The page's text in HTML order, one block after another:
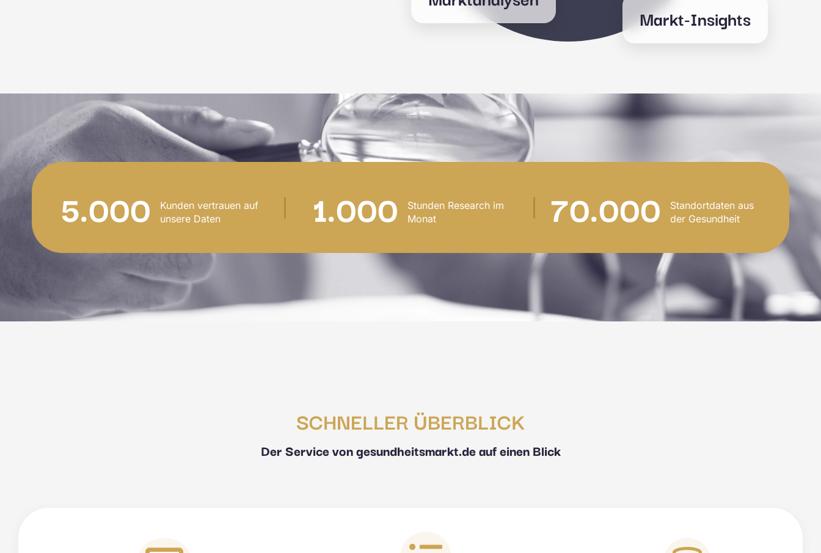
Markt-Insights
5.000
Kunden vertrauen auf
unsere Daten
1.000
Stunden Research im
Monat
70.000
Standortdaten aus
der Gesundheit
SCHNELLER ÜBERBLICK
Der Service von gesundheitsmarkt.de auf einen Blick